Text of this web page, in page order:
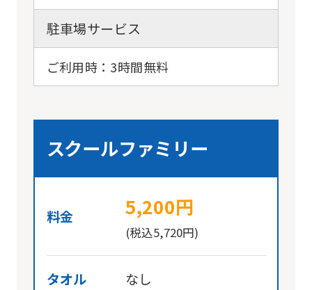
駐車場サービス
ご利用時：3時間無料
スクールファミリー
料金 5,200円
(税込5,720円)
タオル なし